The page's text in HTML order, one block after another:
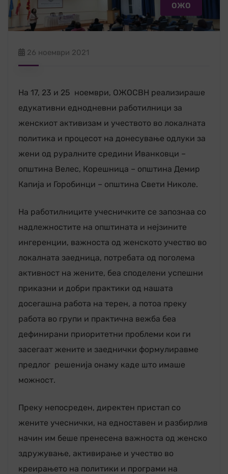
ОЖО
26 ноември 2021
На 17, 23 и 25 ноември, ОЖОСВН реализираше
едукативни еднодневни работилници за
женскиот активизам и учеството во локалната
политика и процесот на донесување одлуки за
жени од руралните средини Иванковци –
општина Велес, Корешница – општина Демир
Капија и Горобинци – општина Свети Николе.
На работилниците учесничките се запознаа со
надлежностите на општината и нејзините
ингеренции, важноста од женското учество во
локалната заедница, потребата од поголема
активност на жените, беа споделени успешни
приказни и добри практики од нашата
досегашна работа на терен, а потоа преку
работа во групи и практична вежба беа
дефинирани приоритетни проблеми кои ги
засегаат жените и заеднички формулиравме
предлог решенија онаму каде што имаше
можност.
Преку непосреден, директен пристап со
жените учеснички, на едноставен и разбирлив
начин им беше пренесена важноста од женско
здружување, активирање и учество во
креирањето на политики и програми на